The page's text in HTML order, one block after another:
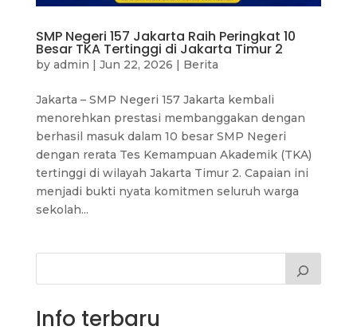
SMP Negeri 157 Jakarta Raih Peringkat 10
Besar TKA Tertinggi di Jakarta Timur 2
by admin | Jun 22, 2026 | Berita
Jakarta – SMP Negeri 157 Jakarta kembali
menorehkan prestasi membanggakan dengan
berhasil masuk dalam 10 besar SMP Negeri
dengan rerata Tes Kemampuan Akademik (TKA)
tertinggi di wilayah Jakarta Timur 2. Capaian ini
menjadi bukti nyata komitmen seluruh warga
sekolah...
Info terbaru